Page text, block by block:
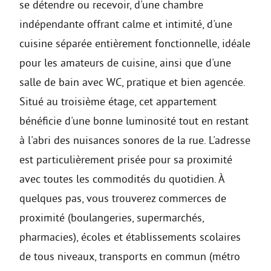
se détendre ou recevoir, d'une chambre
indépendante offrant calme et intimité, d'une
cuisine séparée entièrement fonctionnelle, idéale
pour les amateurs de cuisine, ainsi que d'une
salle de bain avec WC, pratique et bien agencée.
Situé au troisième étage, cet appartement
bénéficie d'une bonne luminosité tout en restant
à l'abri des nuisances sonores de la rue. L'adresse
est particulièrement prisée pour sa proximité
avec toutes les commodités du quotidien. À
quelques pas, vous trouverez commerces de
proximité (boulangeries, supermarchés,
pharmacies), écoles et établissements scolaires
de tous niveaux, transports en commun (métro